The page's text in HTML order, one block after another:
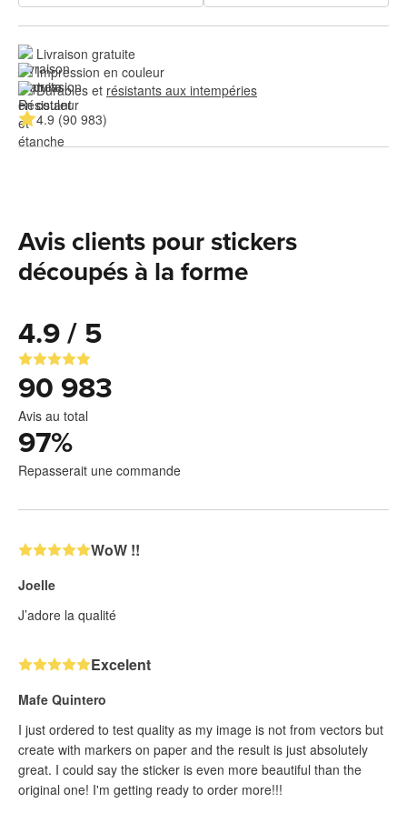
Livraison gratuite
Impression en couleur
Durables et résistants aux intempéries
4.9 (90 983)
Avis clients pour stickers
découpés à la forme
4.9 / 5
90 983
Avis au total
97%
Repasserait une commande
WoW !!
Joelle
J’adore la qualité
Excelent
Mafe Quintero
I just ordered to test quality as my image is not from vectors but
create with markers on paper and the result is just absolutely
great. I could say the sticker is even more beautiful than the
original one! I'm getting ready to order more!!!